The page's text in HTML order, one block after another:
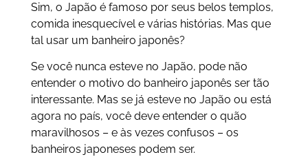
Sim, o Japão é famoso por seus belos templos,
comida inesquecível e várias histórias. Mas que
tal usar um banheiro japonês?
Se você nunca esteve no Japão, pode não
entender o motivo do banheiro japonês ser tão
interessante. Mas se já esteve no Japão ou está
agora no país, você deve entender o quão
maravilhosos – e às vezes confusos – os
banheiros japoneses podem ser.